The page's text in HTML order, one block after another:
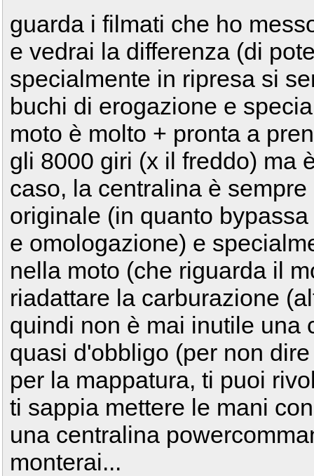
guarda i filmati che ho
e vedrai la differenza (di
specialmente in ripresa si
buchi di erogazione e
moto è molto + pronta a
gli 8000 giri (x il freddo) ma
caso, la centralina è
originale (in quanto
e omologazione) e
nella moto (che riguarda il
riadattare la carburazione
quindi non è mai inutile una
quasi d'obbligo (per non
per la mappatura, ti puoi
ti sappia mettere le mani
una centralina
monterai...